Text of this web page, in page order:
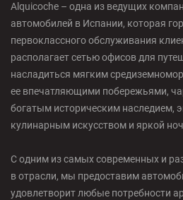
Alquicoche – одна из ведущих
автомобилей в Испании, которая
первоклассного обслуживания
располагает сетью офисов для
насладиться мягким
ее впечатляющими побережьями,
богатым историческим наследием,
кулинарным искусством и яркой
С одним из самых современных и
в отрасли, мы предоставим
удовлетворит любые потребности